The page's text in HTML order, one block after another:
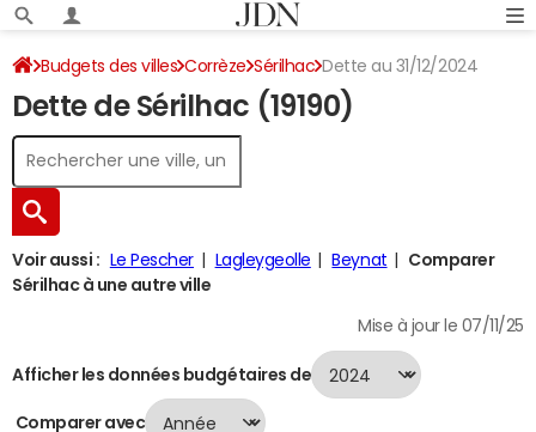
Budgets des villes Corrèze Sérilhac Dette au 31/12/2024
Dette de Sérilhac (19190)
Voir aussi : Le Pescher Lagleygeolle Beynat
Comparer
Sérilhac à une autre ville
Mise à jour le 07/11/25
Afficher les données budgétaires de
Comparer avec